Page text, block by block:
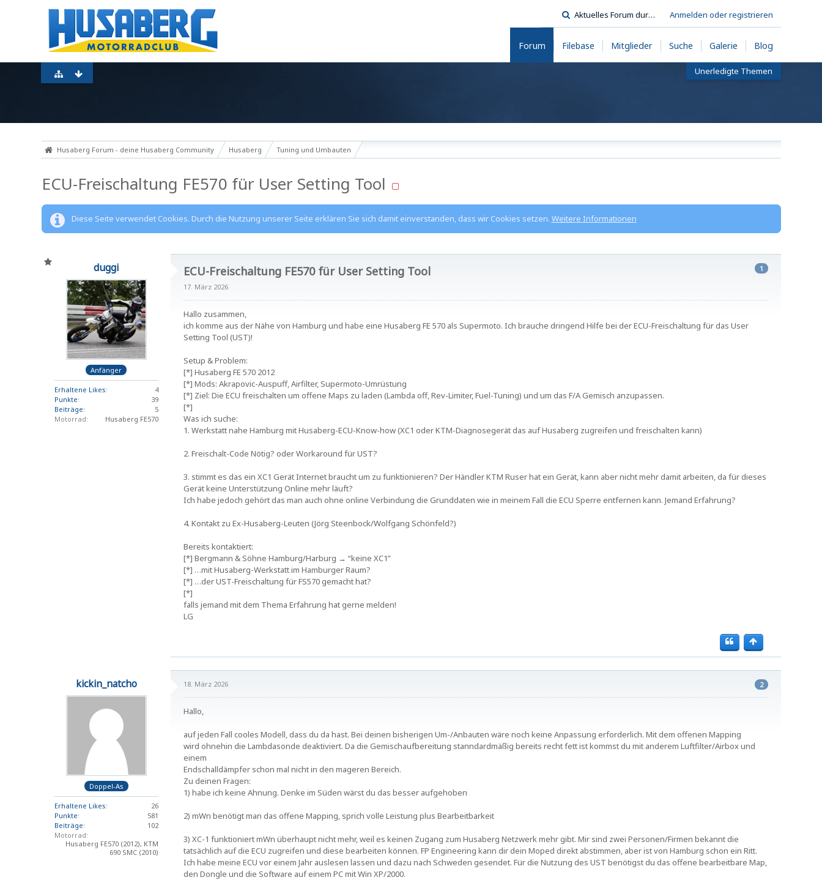
Anmelden oder registrieren
Forum
Unerledigte Themen
Filebase Mitglieder Suche Galerie Blog
Husaberg Forum - deine Husaberg Community Husaberg Tuning und Umbauten
ECU-Freischaltung FE570 für User Setting Tool
Diese Seite verwendet Cookies. Durch die Nutzung unserer Seite erklären Sie sich damit einverstanden, dass wir Cookies setzen. Weitere Informationen
duggi
Anfänger
Erhaltene Likes
4
Punkte
39
Beiträge
5
Motorrad
Husaberg FE570
1
ECU-Freischaltung FE570 für User Setting Tool
17. März 2026
Hallo zusammen,
ich komme aus der Nähe von Hamburg und habe eine Husaberg FE 570 als Supermoto. Ich brauche dringend Hilfe bei der ECU-Freischaltung für das User
Setting Tool (UST)!
Setup & Problem:
[*] Husaberg FE 570 2012
[*] Mods: Akrapovic-Auspuff, Airfilter, Supermoto-Umrüstung
[*] Ziel: Die ECU freischalten um offene Maps zu laden (Lambda off, Rev-Limiter, Fuel-Tuning) und um das F/A Gemisch anzupassen.
[*]
Was ich suche:
1. Werkstatt nahe Hamburg mit Husaberg-ECU-Know-how (XC1 oder KTM-Diagnosegerät das auf Husaberg zugreifen und freischalten kann)
2. Freischalt-Code Nötig? oder Workaround für UST?
3. stimmt es das ein XC1 Gerät Internet braucht um zu funktionieren? Der Händler KTM Ruser hat ein Gerät, kann aber nicht mehr damit arbeiten, da für dieses
Gerät keine Unterstützung Online mehr läuft?
Ich habe jedoch gehört das man auch ohne online Verbindung die Grunddaten wie in meinem Fall die ECU Sperre entfernen kann. Jemand Erfahrung?
4. Kontakt zu Ex-Husaberg-Leuten (Jörg Steenbock/Wolfgang Schönfeld?)
Bereits kontaktiert:
[*] Bergmann & Söhne Hamburg/Harburg → “keine XC1”
[*] …mit Husaberg-Werkstatt im Hamburger Raum?
[*] …der UST-Freischaltung für FS570 gemacht hat?
[*]
falls jemand mit dem Thema Erfahrung hat gerne melden!
LG
kickin_natcho
Doppel-As
Erhaltene Likes
26
Punkte
581
Beiträge
102
Motorrad
Husaberg FE570 (2012), KTM
690 SMC (2010)
2
18. März 2026
Hallo,
auf jeden Fall cooles Modell, dass du da hast. Bei deinen bisherigen Um-/Anbauten wäre noch keine Anpassung erforderlich. Mit dem offenen Mapping
wird ohnehin die Lambdasonde deaktiviert. Da die Gemischaufbereitung stanndardmäßig bereits recht fett ist kommst du mit anderem Luftfilter/Airbox und
einem
Endschalldämpfer schon mal nicht in den mageren Bereich.
Zu deinen Fragen:
1) habe ich keine Ahnung. Denke im Süden wärst du das besser aufgehoben
2) mWn benötigt man das offene Mapping, sprich volle Leistung plus Bearbeitbarkeit
3) XC-1 funktioniert mWn überhaupt nicht mehr, weil es keinen Zugang zum Husaberg Netzwerk mehr gibt. Mir sind zwei Personen/Firmen bekannt die
tatsächlich auf die ECU zugreifen und diese bearbeiten können. FP Engineering kann dir dein Moped direkt abstimmen, aber ist von Hamburg schon ein Ritt.
Ich habe meine ECU vor einem Jahr auslesen lassen und dazu nach Schweden gesendet. Für die Nutzung des UST benötigst du das offene bearbeitbare Map,
den Dongle und die Software auf einem PC mit Win XP/2000.